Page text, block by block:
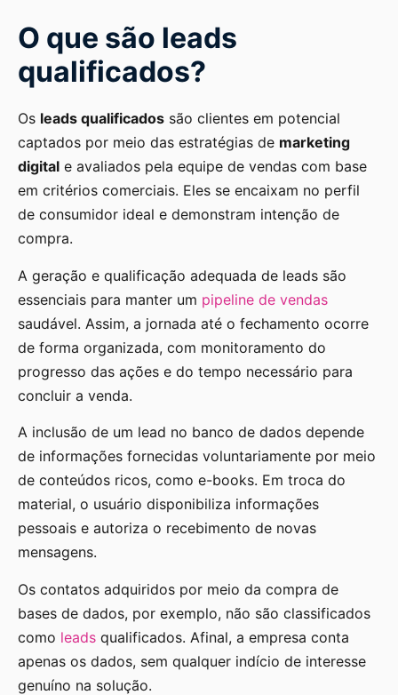
O que são leads
qualificados?
Os leads qualificados são clientes em potencial
captados por meio das estratégias de marketing
digital e avaliados pela equipe de vendas com base
em critérios comerciais. Eles se encaixam no perfil
de consumidor ideal e demonstram intenção de
compra.
A geração e qualificação adequada de leads são
essenciais para manter um pipeline de vendas
saudável. Assim, a jornada até o fechamento ocorre
de forma organizada, com monitoramento do
progresso das ações e do tempo necessário para
concluir a venda.
A inclusão de um lead no banco de dados depende
de informações fornecidas voluntariamente por meio
de conteúdos ricos, como e-books. Em troca do
material, o usuário disponibiliza informações
pessoais e autoriza o recebimento de novas
mensagens.
Os contatos adquiridos por meio da compra de
bases de dados, por exemplo, não são classificados
como leads qualificados. Afinal, a empresa conta
apenas os dados, sem qualquer indício de interesse
genuíno na solução.